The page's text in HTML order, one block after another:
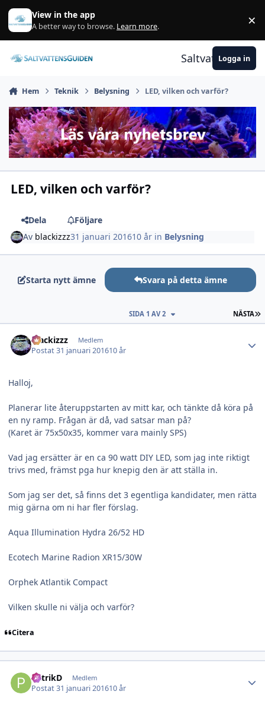
Gå till innehåll
View in the app
A better way to browse. Learn more. ×
Logga in
Hem Teknik Belysning LED, vilken och varför?
LED, vilken och varför?
Dela
Följare
Av blackizzz31 januari 201610 år in Belysning
Starta nytt ämne Svara på detta ämne
NÄSTA
SIDA 1 AV 2
blackizzz Medlem
Postat31 januari 201610 år
Halloj,
Planerar lite återuppstarten av mitt kar, och tänkte då köra på
en ny ramp. Frågan är då, vad satsar man på?
(Karet är 75x50x35, kommer vara mainly SPS)
Vad jag ersätter är en ca 90 watt DIY LED, som jag inte riktigt
trivs med, främst pga hur knepig den är att ställa in.
Som jag ser det, så finns det 3 egentliga kandidater, men rätta
mig gärna om ni har fler förslag.
Aqua Illumination Hydra 26/52 HD
Ecotech Marine Radion XR15/30W
Orphek Atlantik Compact
Vilken skulle ni välja och varför?
Citera
PatrikD Medlem
Postat31 januari 201610 år